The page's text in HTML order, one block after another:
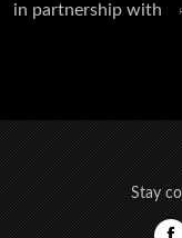
in partnership with
Stay